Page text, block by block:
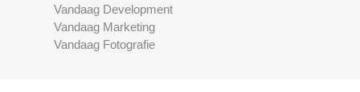
Vandaag Development
Vandaag Marketing
Vandaag Fotografie